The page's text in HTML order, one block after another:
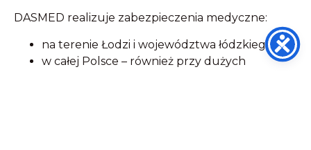
DASMED realizuje zabezpieczenia medyczne:
na terenie Łodzi i województwa łódzkiego
w całej Polsce – również przy dużych